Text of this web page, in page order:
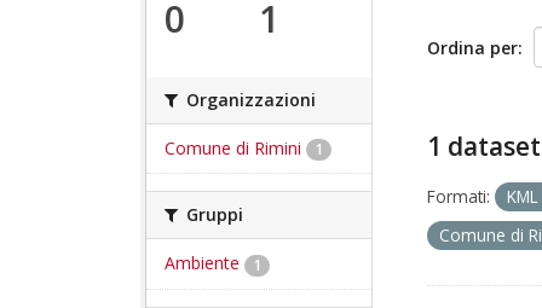
0 1
Organizzazioni
Comune di Rimini 1
Gruppi
Ambiente 1
Ordina per
1
Formati:
KML
Comune di